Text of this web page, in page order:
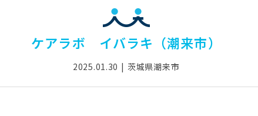
ケアラボ イバラキ（潮来市）
2025.01.30 茨城県潮来市